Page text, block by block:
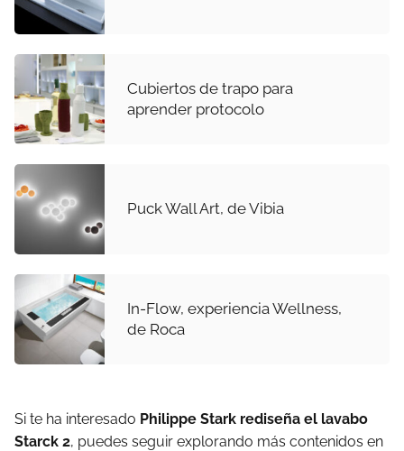
Cubiertos de trapo para
aprender protocolo
Puck Wall Art, de Vibia
In-Flow, experiencia Wellness,
de Roca
Si te ha interesado Philippe Stark rediseña el lavabo
Starck 2, puedes seguir explorando más contenidos en